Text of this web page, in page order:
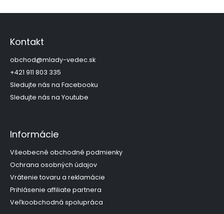
Z
Kontakt
obchod@mlady-vedec.sk
+421 911 803 335
Sledujte nás na Facebooku
Sledujte nás na Youtube
Informácie
Všeobecné obchodné podmienky
Ochrana osobných údajov
Vrátenie tovaru a reklamácie
Prihlásenie affiliate partnera
Veľkoobchodná spolupráca